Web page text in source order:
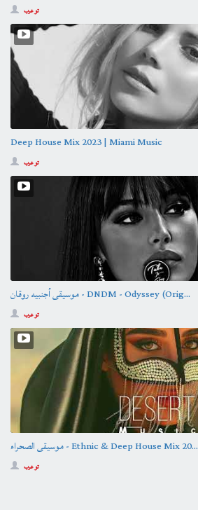
تو عرب
Deep House Mix 2023 | Miami Music
تو عرب
موسيقى أجنبيه روقان - DNDM - Odyssey (Orig...
تو عرب
موسيقى الصحراء - Ethnic & Deep House Mix 20...
تو عرب